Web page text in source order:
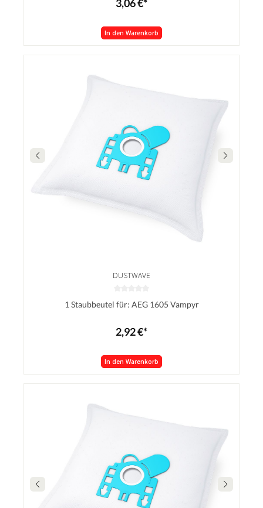
3,06 €*
In den Warenkorb
DUSTWAVE
1 Staubbeutel für: AEG 1605 Vampyr
2,92 €*
In den Warenkorb